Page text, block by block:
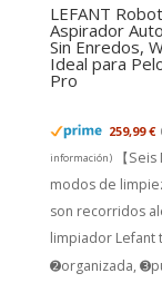
LEFANT
Aspirador
Sin Enredos,
Ideal para
Pro
259,99 €
información)
【
modos de
son recorridos
limpiador Lefant
➋organizada,